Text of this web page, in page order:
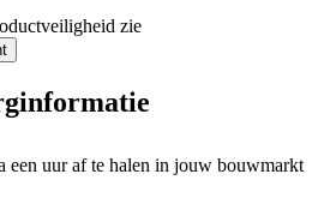
zie
een uur af te halen in jouw bouwmarkt